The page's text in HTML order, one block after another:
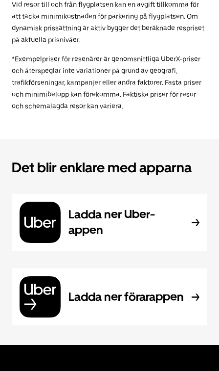
Vid resor till och från flygplatsen kan en avgift tillkomma för
att täcka minimikostnaden för parkering på flygplatsen. Om
dynamisk prissättning är aktiv bygger det beräknade respriset
på aktuella prisnivåer.
*Exempelpriser för resenärer är genomsnittliga UberX-priser
och återspeglar inte variationer på grund av geografi,
trafikförseningar, kampanjer eller andra faktorer. Fasta priser
och minimibelopp kan förekomma. Faktiska priser för resor
och schemalagda resor kan variera.
Det blir enklare med apparna
Ladda ner Uber-
appen
Ladda ner förarappen